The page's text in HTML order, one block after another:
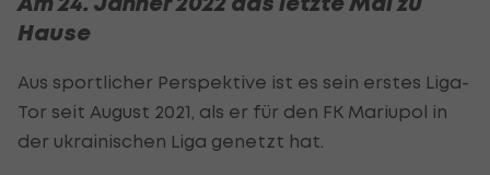
Hause
Aus sportlicher Perspektive ist es sein erstes Liga-
Tor seit August 2021, als er für den FK Mariupol in
der ukrainischen Liga genetzt hat.